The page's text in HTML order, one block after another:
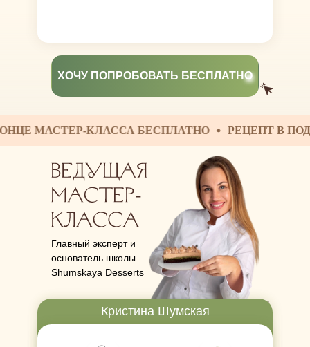
ХОЧУ ПОПРОБОВАТЬ БЕСПЛАТНО
КЛАССА БЕСПЛАТНО РЕЦЕПТ В ПОДАРОК
Главный эксперт и
основатель школы
Shumskaya Desserts
Кристина Шумская